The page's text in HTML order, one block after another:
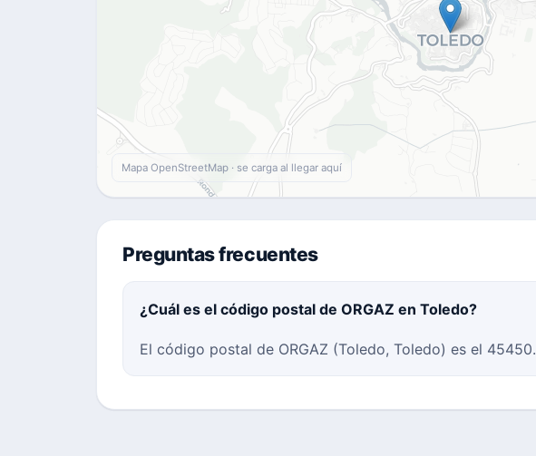
Mapa OpenStreetMap · se carga al llegar aquí
Preguntas frecuentes
¿Cuál es el código postal de ORGAZ en Toledo?
El código postal de ORGAZ (Toledo, Toledo) es el 45450.